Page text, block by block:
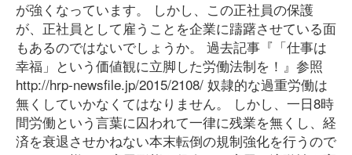
が強くなっています。 しかし、この正社員の保護
が、正社員として雇うことを企業に躊躇させている面
もあるのではないでしょうか。 過去記事『「仕事は
幸福」という価値観に立脚した労働法制を！』参照
http://hrp-newsfile.jp/2015/2108/ 奴隷的な過重労働は
無くしていかなくてはなりません。 しかし、一日8時
間労働という言葉に囚われて一律に残業を無くし、経
済を衰退させかねない本末転倒の規制強化を行うので